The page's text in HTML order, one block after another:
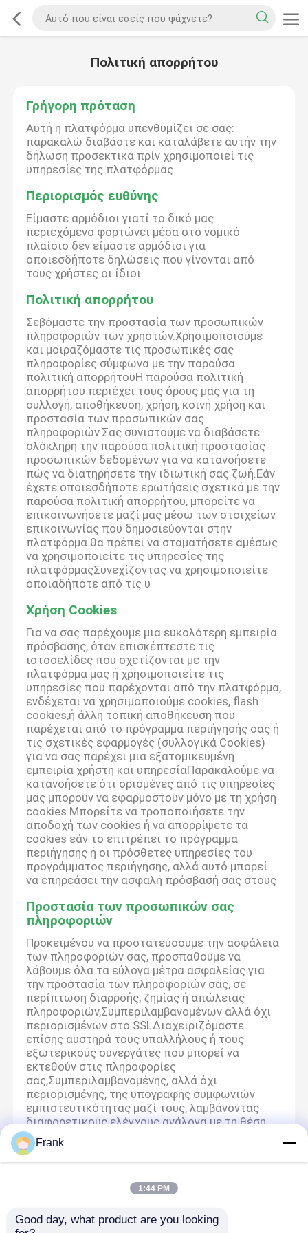
Πολιτική απορρήτου
Γρήγορη πρόταση
Αυτή η πλατφόρμα υπενθυμίζει σε σας:
παρακαλώ διαβάστε και καταλάβετε αυτήν την
δήλωση προσεκτικά πρίν χρησιμοποιεί τις
υπηρεσίες της πλατφόρμας.
Περιορισμός ευθύνης
Είμαστε αρμόδιοι γιατί το δικό μας
περιεχόμενο φορτώνει μέσα στο νομικό
πλαίσιο δεν είμαστε αρμόδιοι για
οποιεσδήποτε δηλώσεις που γίνονται από
τους χρήστες οι ίδιοι.
Πολιτική απορρήτου
Σεβόμαστε την προστασία των προσωπικών
πληροφοριών των χρηστών.Χρησιμοποιούμε
και μοιραζόμαστε τις προσωπικές σας
πληροφορίες σύμφωνα με την παρούσα
πολιτική απορρήτουΗ παρούσα πολιτική
απορρήτου περιέχει τους όρους μας για τη
συλλογή, αποθήκευση, χρήση, κοινή χρήση και
προστασία των προσωπικών σας
πληροφοριών.Σας συνιστούμε να διαβάσετε
ολόκληρη την παρούσα πολιτική προστασίας
προσωπικών δεδομένων για να κατανοήσετε
πώς να διατηρήσετε την ιδιωτική σας ζωή.Εάν
έχετε οποιεσδήποτε ερωτήσεις σχετικά με την
παρούσα πολιτική απορρήτου, μπορείτε να
επικοινωνήσετε μαζί μας μέσω των στοιχείων
επικοινωνίας που δημοσιεύονται στην
πλατφόρμα.θα πρέπει να σταματήσετε αμέσως
να χρησιμοποιείτε τις υπηρεσίες της
πλατφόρμαςΣυνεχίζοντας να χρησιμοποιείτε
οποιαδήποτε από τις υ
Χρήση Cookies
Για να σας παρέχουμε μια ευκολότερη εμπειρία
πρόσβασης, όταν επισκέπτεστε τις
ιστοσελίδες που σχετίζονται με την
πλατφόρμα μας ή χρησιμοποιείτε τις
υπηρεσίες που παρέχονται από την πλατφόρμα,
ενδέχεται να χρησιμοποιούμε cookies, flash
cookies,ή άλλη τοπική αποθήκευση που
παρέχεται από το πρόγραμμα περιήγησής σας ή
τις σχετικές εφαρμογές (συλλογικά Cookies)
για να σας παρέχει μια εξατομικευμένη
εμπειρία χρήστη και υπηρεσίαΠαρακαλούμε να
κατανοήσετε ότι ορισμένες από τις υπηρεσίες
μας μπορούν να εφαρμοστούν μόνο με τη χρήση
cookies.Μπορείτε να τροποποιήσετε την
αποδοχή των cookies ή να απορρίψετε τα
cookies εάν το επιτρέπει το πρόγραμμα
περιήγησης ή οι πρόσθετες υπηρεσίες του
προγράμματος περιήγησης, αλλά αυτό μπορεί
να επηρεάσει την ασφαλή πρόσβασή σας στους
Προστασία των προσωπικών σας
πληροφοριών
Προκειμένου να προστατεύσουμε την ασφάλεια
των πληροφοριών σας, προσπαθούμε να
λάβουμε όλα τα εύλογα μέτρα ασφαλείας για
την προστασία των πληροφοριών σας, σε
περίπτωση διαρροής, ζημίας ή απώλειας
πληροφοριών,Συμπεριλαμβανομένων αλλά όχι
περιορισμένων στο SSLΔιαχειριζόμαστε
επίσης αυστηρά τους υπαλλήλους ή τους
εξωτερικούς συνεργάτες που μπορεί να
εκτεθούν στις πληροφορίες
σας,Συμπεριλαμβανομένης, αλλά όχι
περιορισμένης, της υπογραφής συμφωνιών
εμπιστευτικότητας μαζί τους, λαμβάνοντας
διαφορετικούς ελέγχους ανάλογα με τη θέση
και παρακολουθώντας τις δραστηριότητές
τους.
Δίνουμε μεγάλη σημασία στην προστασία των
προσωπικών πληροφοριών των ανηλίκων.Σας
προτείνουμε να ζητήσετε από τον κηδεμόνα
Frank
1:44 PM
Good day, what product are you looking